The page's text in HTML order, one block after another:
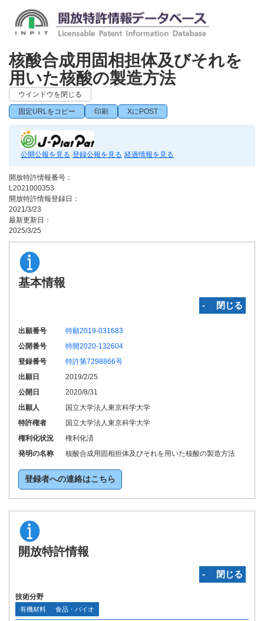
核酸合成用固相担体及びそれを
用いた核酸の製造方法
ウインドウを閉じる
固定URLをコピー 印刷 XにPOST
公開公報を見る 登録公報を見る 経過情報を見る
開放特許情報番号：
L2021000353
開放特許情報登録日：
2021/3/23
最新更新日：
2025/3/25
基本情報
‐ 閉じる
出願番号
特願2019-031683
公開番号
特開2020-132604
登録番号
特許第7298866号
出願日
2019/2/25
公開日
2020/8/31
出願人
国立大学法人東京科学大学
特許権者
国立大学法人東京科学大学
権利化状況
権利化済
発明の名称
核酸合成用固相担体及びそれを用いた核酸の製造方法
登録者への連絡はこちら
開放特許情報
‐ 閉じる
技術分野
有機材料 食品・バイオ